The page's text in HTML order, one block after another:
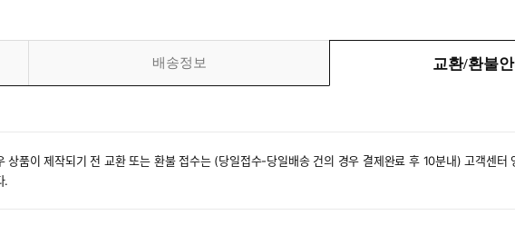
배송정보 교환/환불안
상품이 제작되기 전 교환 또는 환불 접수는 (당일접수-당일배송 건의 경우 결제완료 후 10분내) 고객센터
.